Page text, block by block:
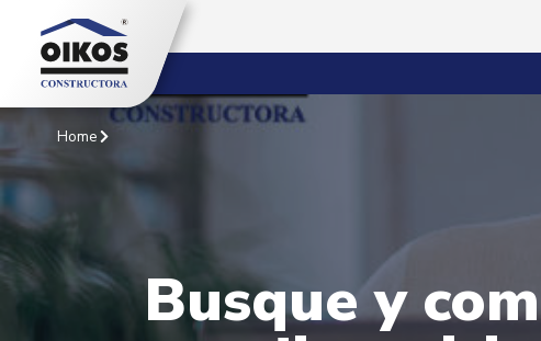
Home
Busque y